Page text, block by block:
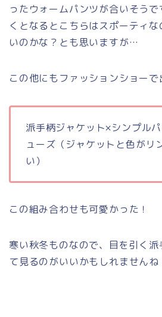
ったウォームパンツが合いそう
くとなるとこちらはスポーティ
いのかな？とも思いますが…
この他にもファッションショー
派手柄ジャケット×シンプル
ューズ（ジャケットと色がリ
い）
この組み合わせも可愛かった！
寒い秋冬ものなので、目を引く
て見るのがいいかもしれませんね